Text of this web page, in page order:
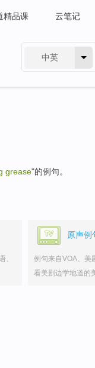
精品课 云笔记
中英
grease"的例句。
、
原声例
例句来自VOA、美
看美剧边学地道的